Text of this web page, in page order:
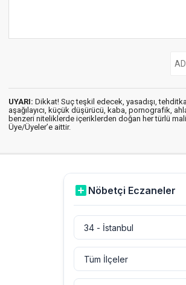
UYARI: Dikkat! Suç teşkil edecek, yasadışı,
aşağılayıcı, küçük düşürücü, kaba, pornografik,
benzeri niteliklerde içeriklerden doğan her türlü
Üye/Üyeler’e aittir.